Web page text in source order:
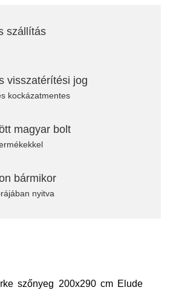
szállítás
visszatérítési jog
kockázatmentes
magyar bolt
bármikor
nyitva
szőnyeg 200x290 cm Elude